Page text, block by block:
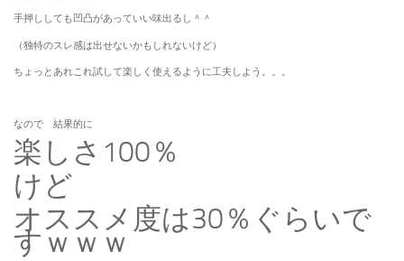
手押ししても凹凸があっていい味出るし＾＾
（独特のスレ感は出せないかもしれないけど）
ちょっとあれこれ試して楽しく使えるように工夫しよう。。。
なので 結果的に
楽しさ100％
けど
オススメ度は30％ぐらいで
すｗｗｗ